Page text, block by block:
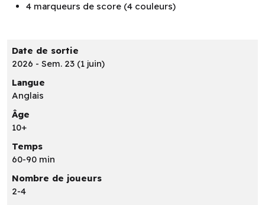
4 marqueurs de score (4 couleurs)
Date de sortie
2026 - Sem. 23 (1 juin)
Langue
Anglais
Âge
10+
Temps
60-90 min
Nombre de joueurs
2-4